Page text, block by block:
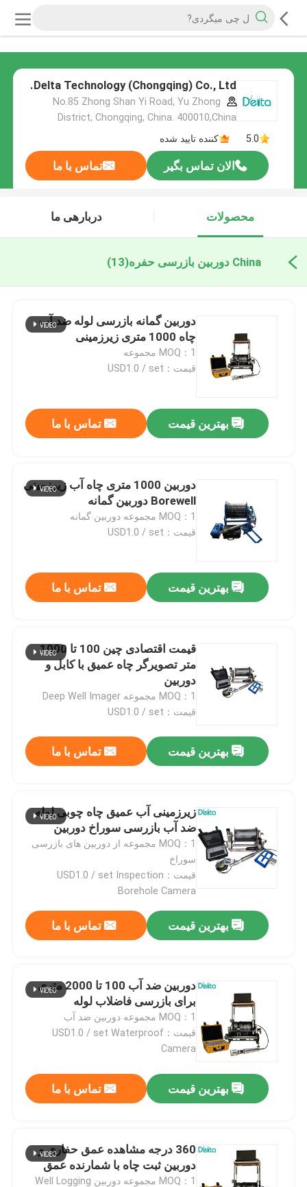
Delta Technology (Chongqing) Co., Ltd.
No.85 Zhong Shan Yi Road, Yu Zhong
District, Chongqing, China. 400010,China
5.0
کننده تایید شده
الان تماس بگیر تماس با ما
محصولات دربارهی ما
China دوربین بازرسی حفره (13)
دوربین گمانه بازرسی لوله ضد آب
چاه 1000 متری زیرزمینی
MOQ：1 مجموعه
قیمت：USD1.0 / set
بهترین قیمت تماس با ما
دوربین 1000 متری چاه آب زیرزمینی
Borewell دوربین گمانه
MOQ：1 مجموعه دوربین گمانه
قیمت：USD1.0 / set
بهترین قیمت تماس با ما
قیمت اقتصادی چین 100 تا 1000
متر تصویرگر چاه عمیق با کابل و
دوربین
MOQ：1 مجموعه Deep Well Imager
قیمت：USD1.0 / set
بهترین قیمت تماس با ما
زیرزمینی آب عمیق چاه چوبی لوله
ضد آب بازرسی سوراخ دوربین
MOQ：1 مجموعه از دوربین های بازرسی
سوراخ
قیمت：USD1.0 / set Inspection
Borehole Camera
بهترین قیمت تماس با ما
دوربین ضد آب 100 تا 2000 متری
برای بازرسی فاضلاب لوله
MOQ：1 مجموعه دوربین ضد آب
قیمت：USD1.0 / set Waterproof
Camera
بهترین قیمت تماس با ما
360 درجه مشاهده عمق حفاری و
دوربین ثبت چاه با شمارنده عمق
MOQ：1 مجموعه دوربین Well Logging